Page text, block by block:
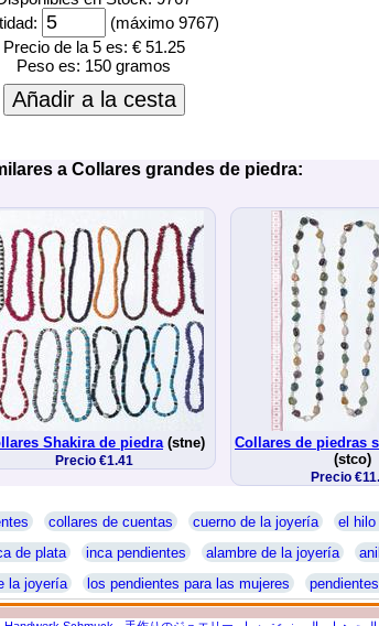
(máximo 9767)
Precio de la 5 es: € 51.25
Peso es: 150 gramos
Añadir a la cesta
a Collares grandes de piedra:
Shakira de piedra(stne)
Precio €1.41
Collares de piedras
(stco)
Precio
collares de cuentas cuerno de la joyería el
de plata inca pendientes alambre de la joyería
la joyería los pendientes para las mujeres